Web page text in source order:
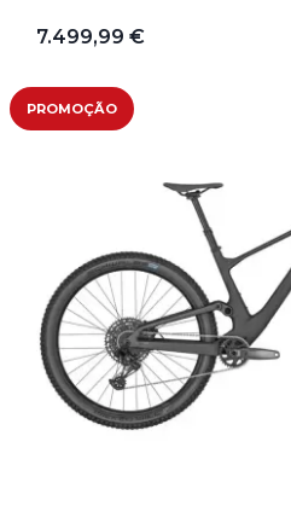
7.499,99 €
PROMOÇÃO